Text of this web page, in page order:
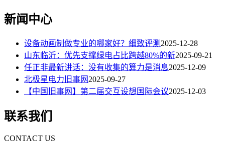
新闻中心
设备动画制做专业的哪家好？细致评测2025-12-28
山东临沂：优先支撑绿电占比跨越80%的新2025-09-21
任正非最新讲话：没有收集的算力是消息2025-12-09
北极星电力旧事网2025-09-27
【中国旧事网】第二届交互设想国际会议2025-12-03
联系我们
CONTACT US